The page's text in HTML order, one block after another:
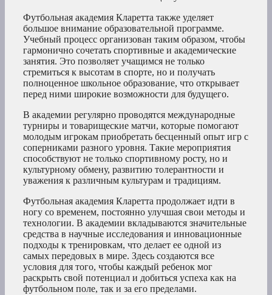
Футбольная академия Кларетта также уделяет
большое внимание образовательной программе.
Учебный процесс организован таким образом, чтобы
гармонично сочетать спортивные и академические
занятия. Это позволяет учащимся не только
стремиться к высотам в спорте, но и получать
полноценное школьное образование, что открывает
перед ними широкие возможности для будущего.
В академии регулярно проводятся международные
турниры и товарищеские матчи, которые помогают
молодым игрокам приобретать бесценный опыт игр с
соперниками разного уровня. Такие мероприятия
способствуют не только спортивному росту, но и
культурному обмену, развитию толерантности и
уважения к различным культурам и традициям.
Футбольная академия Кларетта продолжает идти в
ногу со временем, постоянно улучшая свои методы и
технологии. В академии вкладываются значительные
средства в научные исследования и инновационные
подходы к тренировкам, что делает ее одной из
самых передовых в мире. Здесь создаются все
условия для того, чтобы каждый ребенок мог
раскрыть свой потенциал и добиться успеха как на
футбольном поле, так и за его пределами.